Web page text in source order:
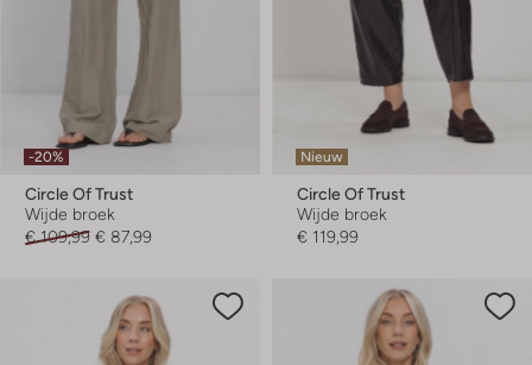
-20%
Circle Of Trust
Wijde broek
€ 109,99 € 87,99
Nieuw
Circle Of Trust
Wijde broek
€ 119,99